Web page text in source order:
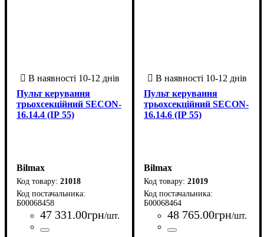
Пульт керування
трьохсекційний SECON-
16.14.4 (ІР 55)
Bilmax
21018
Б00068458
47 331.00грн/шт.
Пульт керування
трьохсекційний SECON-
16.14.6 (ІР 55)
Bilmax
21019
Б00068464
48 765.00грн/шт.